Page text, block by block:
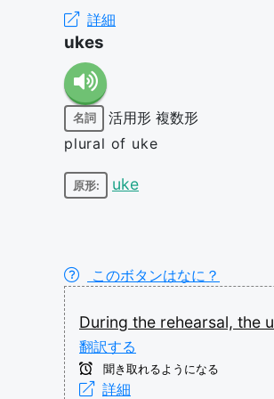
詳細
ukes
名詞 活用形 複数形
plural of uke
原形: uke
このボタンはなに？
During the rehearsal, the
翻訳する
聞き取れるようになる
詳細